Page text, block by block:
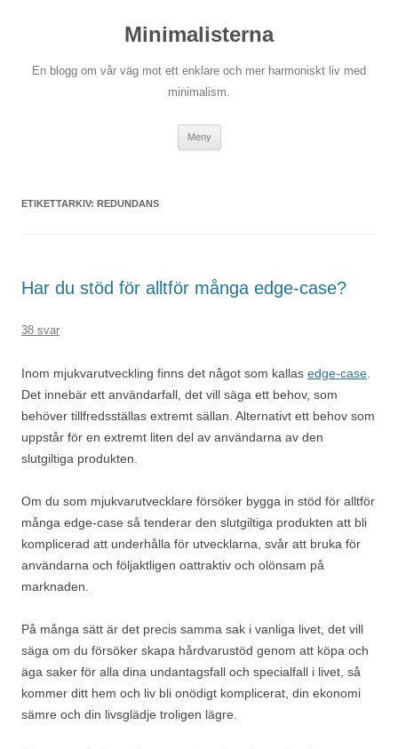
Minimalisterna
En blogg om vår väg mot ett enklare och mer harmoniskt liv med
minimalism.
Meny
ETIKETTARKIV: REDUNDANS
Har du stöd för alltför många edge-case?
38 svar
Inom mjukvarutveckling finns det något som kallas edge-case
Det innebär ett användarfall, det vill säga ett behov, som
behöver tillfredsställas extremt sällan. Alternativt ett behov som
uppstår för en extremt liten del av användarna av den
slutgiltiga produkten.
Om du som mjukvarutvecklare försöker bygga in stöd för alltför
många edge-case så tenderar den slutgiltiga produkten att bli
komplicerad att underhålla för utvecklarna, svår att bruka för
användarna och följaktligen oattraktiv och olönsam på
marknaden.
På många sätt är det precis samma sak i vanliga livet, det vill
säga om du försöker skapa hårdvarustöd genom att köpa och
äga saker för alla dina undantagsfall och specialfall i livet, så
kommer ditt hem och liv bli onödigt komplicerat, din ekonomi
sämre och din livsglädje troligen lägre.